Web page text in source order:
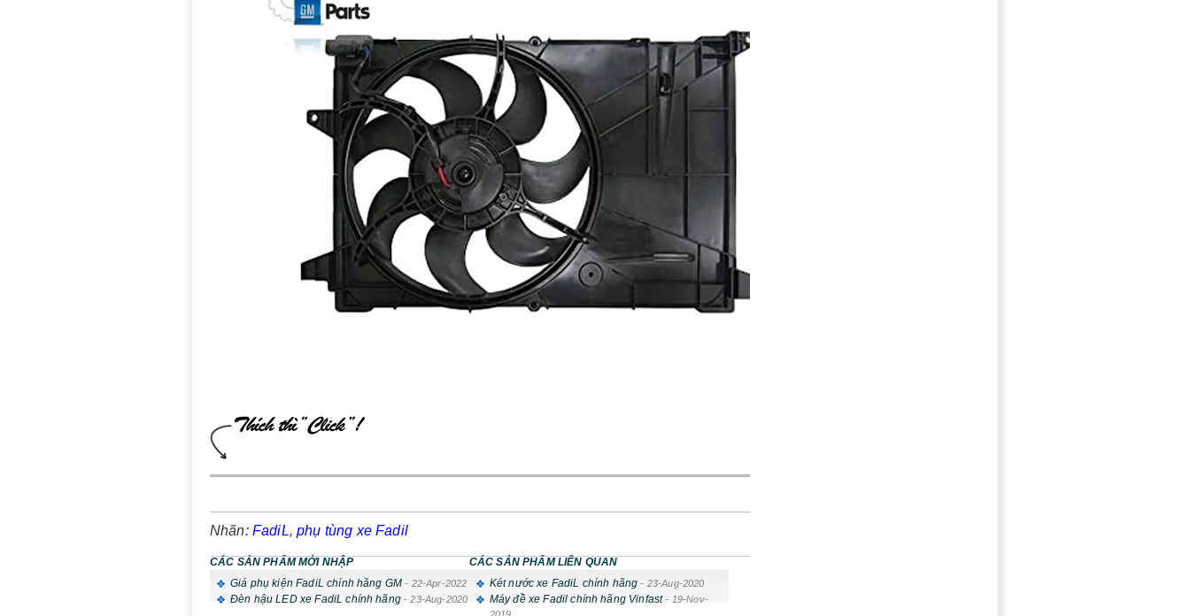
Nhãn: FadiL,phụ tùng xe Fadil
CÁC SẢN PHẨM MỚI NHẬP
Giá phụ kiện FadiL chính hãng GM - 22-Apr-2022
Đèn hậu LED xe FadiL chính hãng-23-Aug-2020
CÁC SẢN PHẨM LIÊN QUAN
Két nước xe FadiL chính hãng - 23-Aug-2020
Máy đề xe Fadil chính hãng Vinfast- 19-Nov-